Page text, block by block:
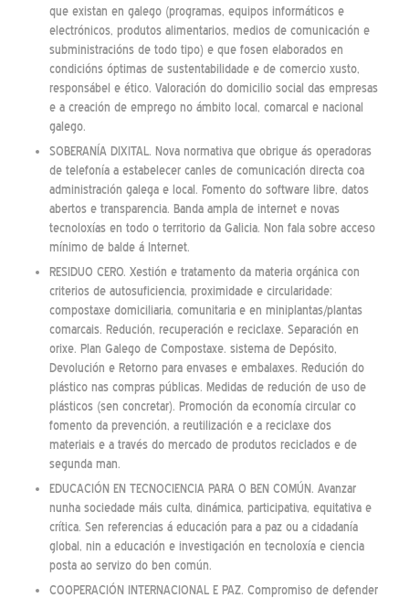
que existan en galego (programas, equipos informáticos e
electrónicos, produtos alimentarios, medios de comunicación e
subministracións de todo tipo) e que fosen elaborados en
condicións óptimas de sustentabilidade e de comercio xusto,
responsábel e ético. Valoración do domicilio social das empresas
e a creación de emprego no ámbito local, comarcal e nacional
galego.
SOBERANÍA DIXITAL. Nova normativa que obrigue ás operadoras
de telefonía a estabelecer canles de comunicación directa coa
administración galega e local. Fomento do software libre, datos
abertos e transparencia. Banda ampla de internet e novas
tecnoloxías en todo o territorio da Galicia. Non fala sobre acceso
mínimo de balde á Internet.
RESIDUO CERO. Xestión e tratamento da materia orgánica con
criterios de autosuficiencia, proximidade e circularidade:
compostaxe domiciliaria, comunitaria e en miniplantas/plantas
comarcais. Redución, recuperación e reciclaxe. Separación en
orixe. Plan Galego de Compostaxe. sistema de Depósito,
Devolución e Retorno para envases e embalaxes. Redución do
plástico nas compras públicas. Medidas de redución de uso de
plásticos (sen concretar). Promoción da economía circular co
fomento da prevención, a reutilización e a reciclaxe dos
materiais e a través do mercado de produtos reciclados e de
segunda man.
EDUCACIÓN EN TECNOCIENCIA PARA O BEN COMÚN. Avanzar
nunha sociedade máis culta, dinámica, participativa, equitativa e
crítica. Sen referencias á educación para a paz ou a cidadanía
global, nin a educación e investigación en tecnoloxía e ciencia
posta ao servizo do ben común.
COOPERACIÓN INTERNACIONAL E PAZ. Compromiso de defender